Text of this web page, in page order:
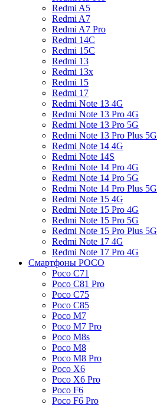
Redmi A5
Redmi A7
Redmi A7 Pro
Redmi 14C
Redmi 15C
Redmi 13
Redmi 13x
Redmi 15
Redmi 17
Redmi Note 13 4G
Redmi Note 13 Pro 4G
Redmi Note 13 Pro 5G
Redmi Note 13 Pro Plus 5G
Redmi Note 14 4G
Redmi Note 14S
Redmi Note 14 Pro 4G
Redmi Note 14 Pro 5G
Redmi Note 14 Pro Plus 5G
Redmi Note 15 4G
Redmi Note 15 Pro 4G
Redmi Note 15 Pro 5G
Redmi Note 15 Pro Plus 5G
Redmi Note 17 4G
Redmi Note 17 Pro 4G
Смартфоны POCO
Poco C71
Poco C81 Pro
Poco C75
Poco C85
Poco M7
Poco M7 Pro
Poco M8s
Poco M8
Poco M8 Pro
Poco X6
Poco X6 Pro
Poco F6
Poco F6 Pro